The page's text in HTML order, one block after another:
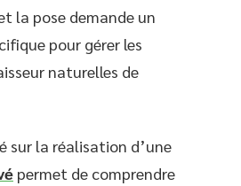
la pose demande un
pour gérer les
naturelles de
sur la réalisation d’une
permet de comprendre